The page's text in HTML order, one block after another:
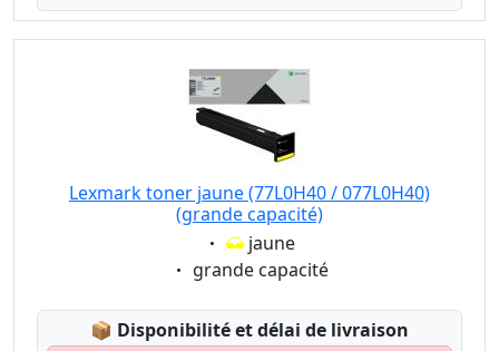
Lexmark toner jaune (77L0H40 / 077L0H40)
(grande capacité)
Eigenschaft:
jaune
Eigenschaft:
grande capacité
📦 Lagerstatus:
Disponibilité et délai de livraison